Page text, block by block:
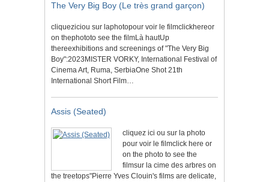
The Very Big Boy (Le très grand garçon)
cliqueziciou sur laphotopour voir le filmclickhereor
on thephototo see the filmLà hautUp
thereexhibitions and screenings of "The Very Big
Boy":2023MISTER VORKY, International Festival of
Cinema Art, Ruma, SerbiaOne Shot 21th
International Short Film…
Assis (Seated)
cliquez ici ou sur la photo
pour voir le filmclick here or
on the photo to see the
filmsur la cime des arbres on
the treetops"Pierre Yves Clouin's films are delicate,